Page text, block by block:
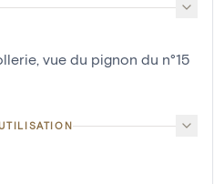
vue du pignon du n°15